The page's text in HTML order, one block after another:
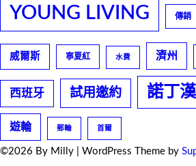
YOUNG LIVING 傳銷
威爾斯 寧夏紅 水費 濟州
西班牙 試用邀約 諾丁漢
遊輪 郵輪 首爾
©2026 By Milly | WordPress Theme by